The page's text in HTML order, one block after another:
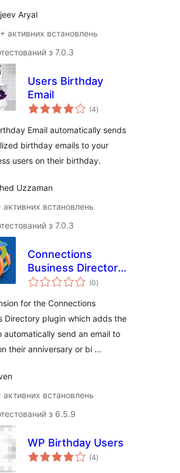
Aryal
активних встановлень
з 7.0.3
Users Birthday
Email
(4загальний
рейтинг
)
Email automatically sends
birthday emails to your
users on their birthday.
Uzzaman
активних встановлень
з 7.0.3
Connections
Business Directory
Anniversary and
(0загальний
рейтинг
)
for the Connections
Directory plugin which adds the
automatically send an email to
their anniversary or bi …
активних встановлень
з 6.5.9
WP Birthday Users
(4загальний
рейтинг
)